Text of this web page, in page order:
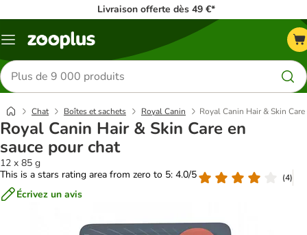
Livraison offerte dès 49 €*
Menu
Rechercher
des
produits
Chat Boîtes et sachets Royal Canin Royal Canin Hair & Skin
Royal Canin Hair & Skin Care en
sauce pour chat
12 x 85 g
This is a stars rating area from zero to 5: 4.0/5
(4)
Écrivez un avis